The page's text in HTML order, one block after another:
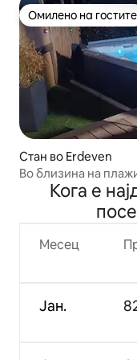
Омилено на гостите
Омилено на гостите
Стан во Erdeven
Во близина на
Кога е
Месец
Јан.